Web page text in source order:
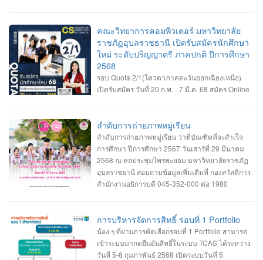
กรณีสาขาวิชาที่มีรายชื่อสำรอง ถ้าผู้ผ่านการคัดเลือกไม่มารายงานตัวตามเวลาที่
กำหนด ถือว่าสละสิทธิ์ มหาวิทยาลัยจะเรียกสำรองตามบัญชีรายชื่อทันที 3.ผู้ที่มีราย
ชื่อรายงานตัว ลงทะเบียนเข้าใช้งานระบบการคัดเลือกกลางบุคคลเข้าศึกษาใน
สถาบันอุดมศึกษา (TCAS68) เพื่อรอเข้ายื่นยันสิทธิ์เข้าศึกษา
>>https://www.mytcas.com/
4. ผู้รายงานตัวเข้ายืนยันสิทธิ์เข้าศึกษา ในระบบการ
คัดเลือกกลางบุคคลเข้าศึกษาในสถาบันอุดมศึกษา (TCAS68)
ศึกษา(เปิดเทอม) ในช่วงเดือนมิถุนายน 2568
คณะวิทยาการคอมพิวเตอร์ มหาวิทยาลัย
ราชภัฏอุบลราชธานี เปิดรับสมัครนักศึกษา
ใหม่ ระดับปริญญาตรี ภาคปกติ ปีการศึกษา
2568
รอบ Quota 2/1(โควตาภาคตะวันออกเฉียงเหนือ)
เปิดรับสมัคร วันที่ 20 ก.พ. - 7 มี.ค. 68 สมัคร Online
หลักสูตรวิศวกรรมซอฟต์แวร์ หลักสูตรเทคโนโลยีมีลติมีเดียและแอนิเมชัน ราย
ละเอียดสาขาวิชา เกณฑ์คุณสมบัติของสาขาวิชา และรายละเอียดการรับสมัคร -----
-------------- สอบถามข้อมูลเพิ่มเติม งานรับเข้าศึกษา ฯ อาคารเรียนและปฏิบัติการ
ชั้น 2 045-352-000 ต่อ 2143 , 2147 หรือ 2144
ลำดับการถ่ายภาพหมู่เรียน
ลำดับการถ่ายภาพหมู่เรียน ว่าที่บัณฑิตที่จะสำเร็จ
การศึกษา ปีการศึกษา 2567 วันเสาร์ที่ 29 มีนาคม
2568 ณ หอประชุมไพรพะยอม มหาวิทยาลัยราชภัฏ
อุบลราชธานี สอบถามข้อมูลเพิ่มเติมที่ กองสวัสดิการ
สำนักงานอธิการบดี 045-352-000 ต่อ 1980
การบริหารจัดการสิทธิ์ รอบที่ 1 Portfolio
น้อง ๆ ที่ผ่านการคัดเลือกรอบที่ 1 Portfolio สามารถ
เข้าระบบมากดยืนยันสิทธิ์ในระบบ TCAS ได้ระหว่าง
วันที่ 5-6 กุมภาพันธ์ 2568 เปิดระบบวันที่ 5